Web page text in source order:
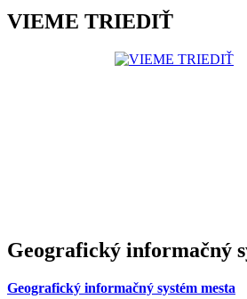
VIEME TRIEDIŤ
Geografický informačný
Geografický informačný systém mesta